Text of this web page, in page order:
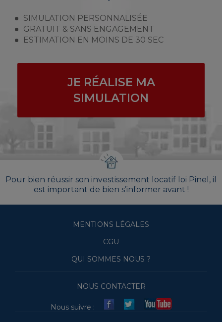
SIMULATION PERSONNALISÉE
GRATUIT & SANS ENGAGEMENT
ESTIMATION EN MOINS DE 30 SEC
JE RÉALISE MA
SIMULATION
Pour bien réussir son investissement locatif loi Pinel, il
est important de bien s’informer avant !
MENTIONS LÉGALES
CGU
QUI SOMMES NOUS ?
NOUS CONTACTER
Nous suivre :